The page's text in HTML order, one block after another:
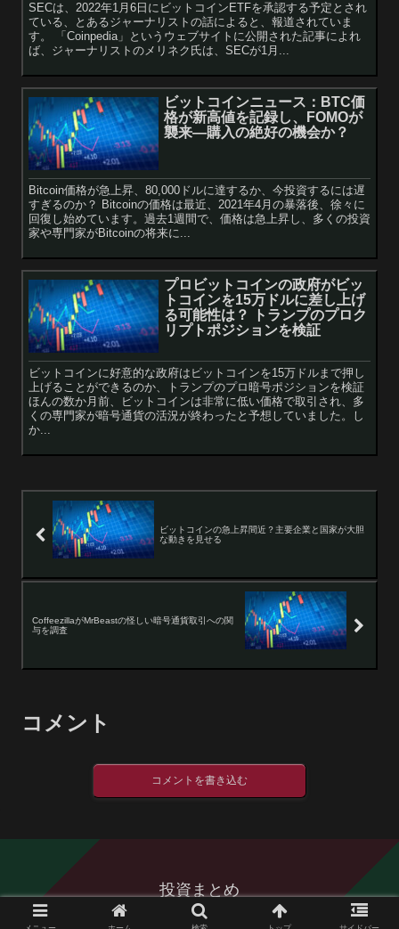
SECは、2022年1月6日にビットコインETFを承認する予定とされ
ている、とあるジャーナリストの話によると、報道されていま
す。 「Coinpedia」というウェブサイトに公開された記事によれ
ば、ジャーナリストのメリネク氏は、SECが1月...
ビットコインニュース：BTC価
格が新高値を記録し、FOMOが
襲来—購入の絶好の機会か？
Bitcoin価格が急上昇、80,000ドルに達するか、今投資するには遅
すぎるのか？ Bitcoinの価格は最近、2021年4月の暴落後、徐々に
回復し始めています。過去1週間で、価格は急上昇し、多くの投資
家や専門家がBitcoinの将来に...
プロビットコインの政府がビッ
トコインを15万ドルに差し上げ
る可能性は？ トランプのプロク
リプトポジションを検証
ビットコインに好意的な政府はビットコインを15万ドルまで押し
上げることができるのか、トランプのプロ暗号ポジションを検証
ほんの数か月前、ビットコインは非常に低い価格で取引され、多
くの専門家が暗号通貨の活況が終わったと予想していました。し
か...
ビットコインの急上昇間近？主要企業と国家が大胆
な動きを見せる
CoffeezillaがMrBeastの怪しい暗号通貨取引への関
与を調査
コメント
コメントを書き込む
投資まとめ
© 2016 投資まとめ.